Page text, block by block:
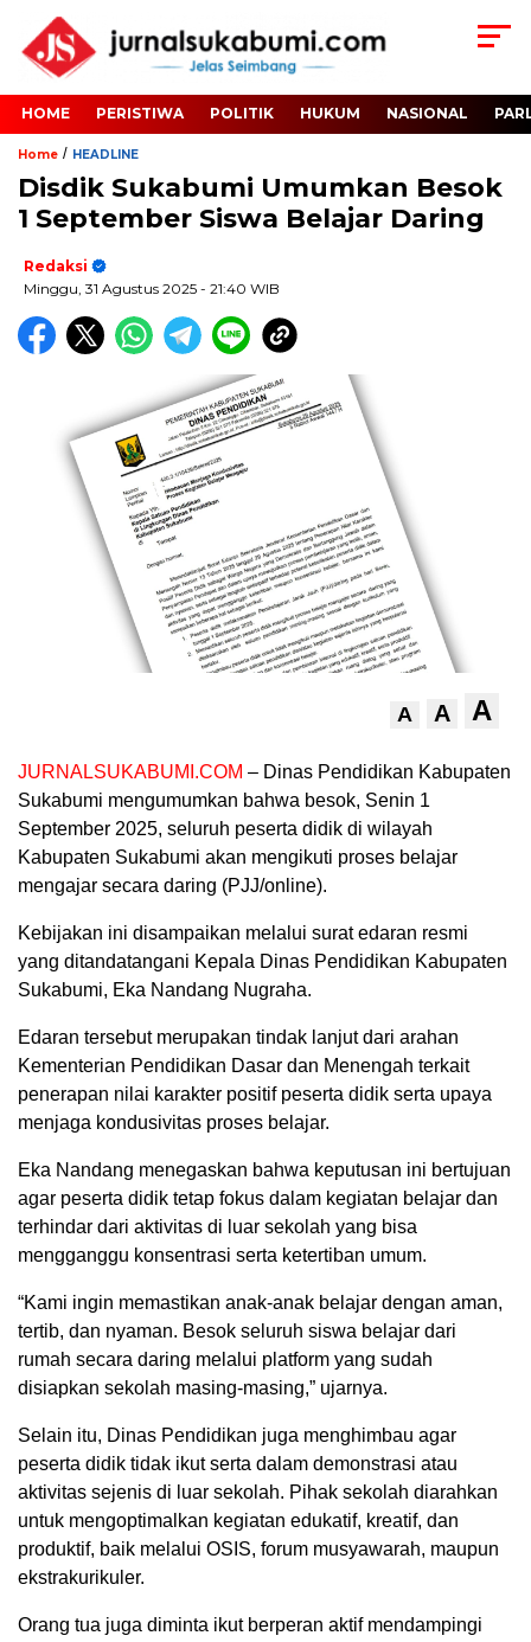
HOME PERISTIWA POLITIK HUKUM NASIONAL
Home / HEADLINE
Disdik Sukabumi Umumkan Besok
1 September Siswa Belajar Daring
Redaksi
Minggu, 31 Agustus 2025 - 21:40 WIB
A A A
JURNALSUKABUMI.COM – Dinas Pendidikan Kabupaten
Sukabumi mengumumkan bahwa besok, Senin 1
September 2025, seluruh peserta didik di wilayah
Kabupaten Sukabumi akan mengikuti proses belajar
mengajar secara daring (PJJ/online).
Kebijakan ini disampaikan melalui surat edaran resmi
yang ditandatangani Kepala Dinas Pendidikan Kabupaten
Sukabumi, Eka Nandang Nugraha.
Edaran tersebut merupakan tindak lanjut dari arahan
Kementerian Pendidikan Dasar dan Menengah terkait
penerapan nilai karakter positif peserta didik serta upaya
menjaga kondusivitas proses belajar.
Eka Nandang menegaskan bahwa keputusan ini bertujuan
agar peserta didik tetap fokus dalam kegiatan belajar dan
terhindar dari aktivitas di luar sekolah yang bisa
mengganggu konsentrasi serta ketertiban umum.
“Kami ingin memastikan anak-anak belajar dengan aman,
tertib, dan nyaman. Besok seluruh siswa belajar dari
rumah secara daring melalui platform yang sudah
disiapkan sekolah masing-masing,” ujarnya.
Selain itu, Dinas Pendidikan juga menghimbau agar
peserta didik tidak ikut serta dalam demonstrasi atau
aktivitas sejenis di luar sekolah. Pihak sekolah diarahkan
untuk mengoptimalkan kegiatan edukatif, kreatif, dan
produktif, baik melalui OSIS, forum musyawarah, maupun
ekstrakurikuler.
Orang tua juga diminta ikut berperan aktif mendampingi